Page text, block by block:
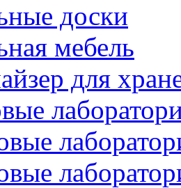
доски
мебель
для